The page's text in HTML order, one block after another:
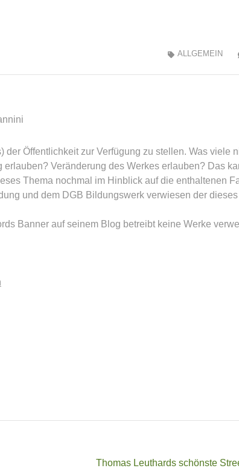
ALLGEMEIN
Öffentlichkeit zur Verfügung zu stellen. Was viele
Veränderung des Werkes erlauben? Das
Thema nochmal im Hinblick auf die enthaltenen
und dem DGB Bildungswerk verwiesen der
Banner auf seinem Blog betreibt keine Werke
Thomas Leuthards schönste